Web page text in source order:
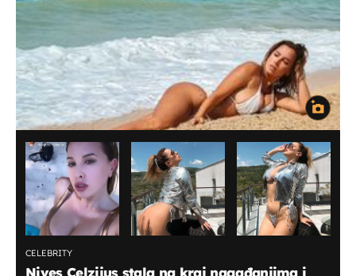
CELEBRITY
Nives Celzijus stala na kraj nagađanjima i